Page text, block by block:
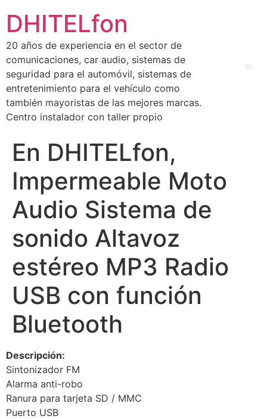
DHITELfon
20 años de experiencia en el sector de
comunicaciones, car audio, sistemas de
seguridad para el automóvil, sistemas de
entretenimiento para el vehículo como
también mayoristas de las mejores marcas.
Centro instalador con taller propio
En DHITELfon,
Impermeable Moto
Audio Sistema de
sonido Altavoz
estéreo MP3 Radio
USB con función
Bluetooth
Descripción:
Sintonizador FM
Alarma anti-robo
Ranura para tarjeta SD / MMC
Puerto USB